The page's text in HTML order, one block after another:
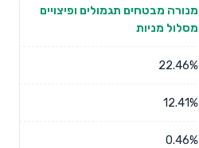
מנורה מבטחים תגמולים ופיצויים
מסלול מניות
22.46%
12.41%
0.46%